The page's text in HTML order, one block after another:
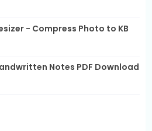
- Compress Photo to KB
Notes PDF Download